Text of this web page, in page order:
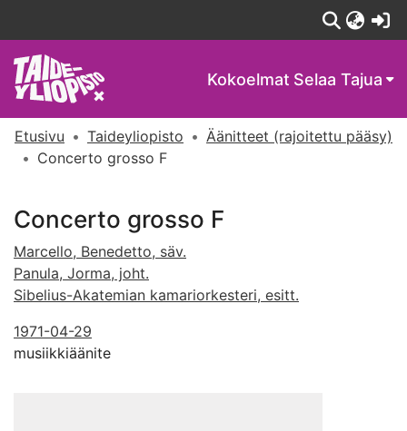
Kokoelmat Selaa Tajua
Etusivu Taideyliopisto
Äänitteet (rajoitettu pääsy)
Concerto grosso F
Concerto grosso F
Marcello, Benedetto, säv.
Panula, Jorma, joht.
Sibelius-Akatemian kamariorkesteri, esitt.
1971-04-29
musiikkiäänite